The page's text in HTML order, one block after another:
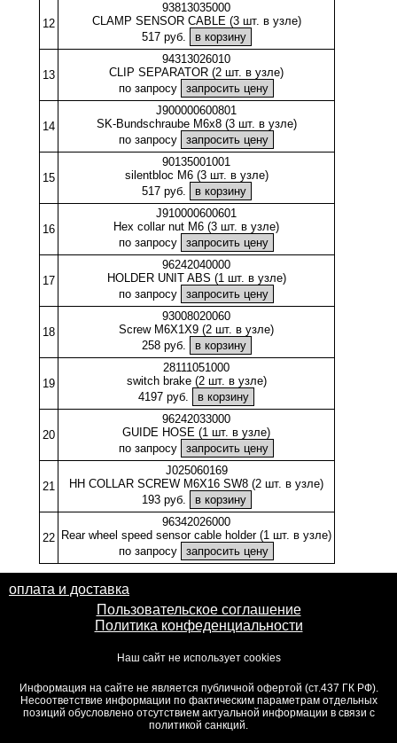
12
93813035000
CLAMP SENSOR CABLE (3 шт. в узле)
517 руб.
13
94313026010
CLIP SEPARATOR (2 шт. в узле)
по запросу
14
J900000600801
SK-Bundschraube M6x8 (3 шт. в узле)
по запросу
15
90135001001
silentbloc M6 (3 шт. в узле)
517 руб.
16
J910000600601
Hex collar nut M6 (3 шт. в узле)
по запросу
17
96242040000
HOLDER UNIT ABS (1 шт. в узле)
по запросу
18
93008020060
Screw M6X1X9 (2 шт. в узле)
258 руб.
19
28111051000
switch brake (2 шт. в узле)
4197 руб.
20
96242033000
GUIDE HOSE (1 шт. в узле)
по запросу
21
J025060169
HH COLLAR SCREW M6X16 SW8 (2 шт. в узле)
193 руб.
22
96342026000
Rear wheel speed sensor cable holder (1 шт. в узле)
по запросу
оплата и доставка
Пользовательское соглашение
Политика конфеденциальности
Наш сайт не использует cookies
Информация на сайте не является публичной офертой (ст.437 ГК РФ).
Несоответствие информации по фактическим параметрам отдельных
позиций обусловлено отсутствием актуальной информации в связи с
политикой санкций.